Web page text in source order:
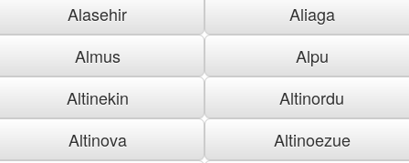
Alasehir
Aliaga
Almus
Alpu
Altinekin
Altinordu
Altinova
Altinoezue